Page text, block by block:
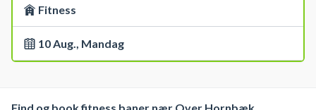
Fitness
10 Aug., Mandag